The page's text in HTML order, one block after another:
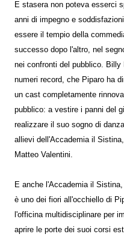
E stasera non poteva esserci
anni di impegno e
essere il tempio della
successo dopo l'altro, nel
nei confronti del pubblico.
numeri record, che Piparo ha
un cast completamente
pubblico: a vestire i panni del
realizzare il suo sogno di
allievi dell'Accademia il
Matteo Valentini.
E anche l'Accademia il
è uno dei fiori all'occhiello di
l'officina multidisciplinare per
aprire le porte dei suoi corsi